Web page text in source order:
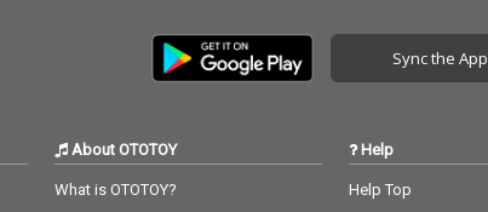
Sync the App
About OTOTOY
What is OTOTOY?
Help
Help Top